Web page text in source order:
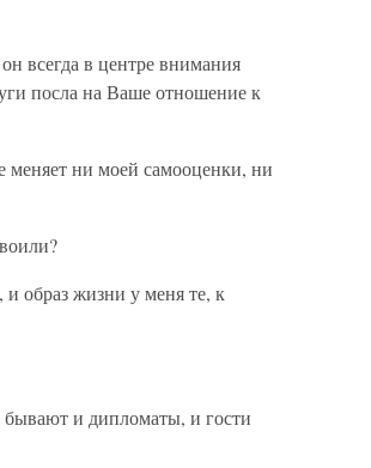
всегда в центре внимания
посла на Ваше отношение к
ни моей самооценки, ни
образ жизни у меня те, к
бывают и дипломаты, и гости